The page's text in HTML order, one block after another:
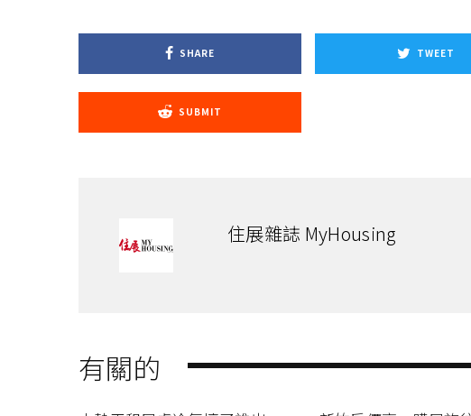
SHARE TWEET
SUBMIT
住展雜誌 MyHousing
有關的